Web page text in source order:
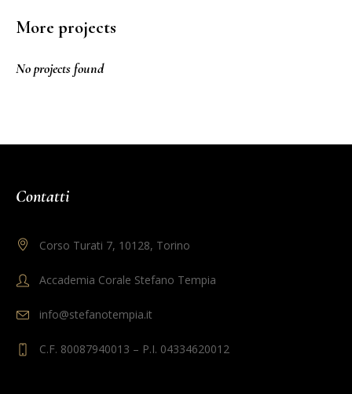
More projects
No projects found
Contatti
Corso Turati 7, 10128, Torino
Accademia Corale Stefano Tempia
info@stefanotempia.it
C.F. 80087940013 – P.I. 04334620012